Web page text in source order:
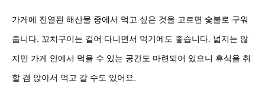
가게에 진열된 해산물 중에서 먹고 싶은 것을 고르면 숯불로 구워
줍니다. 꼬치구이는 걸어 다니면서 먹기에도 좋습니다. 넓지는 않
지만 가게 안에서 먹을 수 있는 공간도 마련되어 있으니 휴식을 취
할 겸 앉아서 먹고 갈 수도 있어요.